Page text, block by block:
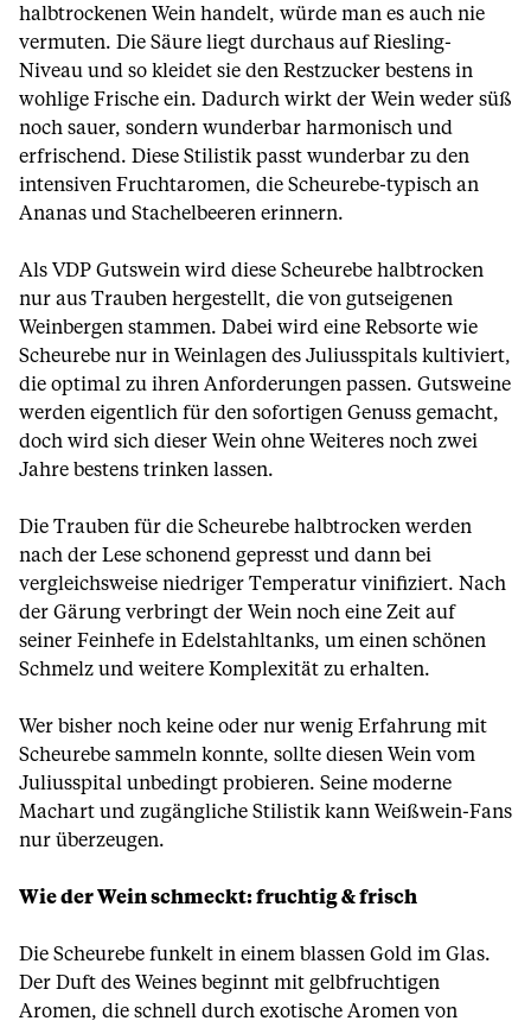
halbtrockenen Wein handelt, würde man es auch nie
vermuten. Die Säure liegt durchaus auf Riesling-
Niveau und so kleidet sie den Restzucker bestens in
wohlige Frische ein. Dadurch wirkt der Wein weder süß
noch sauer, sondern wunderbar harmonisch und
erfrischend. Diese Stilistik passt wunderbar zu den
intensiven Fruchtaromen, die Scheurebe-typisch an
Ananas und Stachelbeeren erinnern.
Als VDP Gutswein wird diese Scheurebe halbtrocken
nur aus Trauben hergestellt, die von gutseigenen
Weinbergen stammen. Dabei wird eine Rebsorte wie
Scheurebe nur in Weinlagen des Juliusspitals kultiviert,
die optimal zu ihren Anforderungen passen. Gutsweine
werden eigentlich für den sofortigen Genuss gemacht,
doch wird sich dieser Wein ohne Weiteres noch zwei
Jahre bestens trinken lassen.
Die Trauben für die Scheurebe halbtrocken werden
nach der Lese schonend gepresst und dann bei
vergleichsweise niedriger Temperatur vinifiziert. Nach
der Gärung verbringt der Wein noch eine Zeit auf
seiner Feinhefe in Edelstahltanks, um einen schönen
Schmelz und weitere Komplexität zu erhalten.
Wer bisher noch keine oder nur wenig Erfahrung mit
Scheurebe sammeln konnte, sollte diesen Wein vom
Juliusspital unbedingt probieren. Seine moderne
Machart und zugängliche Stilistik kann Weißwein-Fans
nur überzeugen.
Wie der Wein schmeckt: fruchtig & frisch
Die Scheurebe funkelt in einem blassen Gold im Glas.
Der Duft des Weines beginnt mit gelbfruchtigen
Aromen, die schnell durch exotische Aromen von